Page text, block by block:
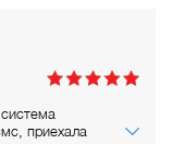
приехала